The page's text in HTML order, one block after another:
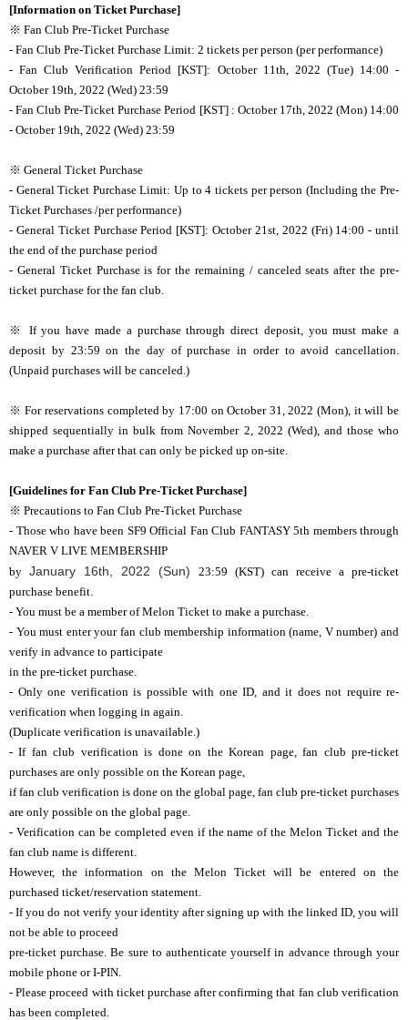
[Information on Ticket Purchase]
※ Fan Club Pre-Ticket Purchase
- Fan Club Pre-Ticket Purchase Limit: 2 tickets per person (per performance)
- Fan Club Verification Period [KST]: October 11th, 2022 (Tue) 14:00 -
October 19th, 2022 (Wed) 23:59
- Fan Club Pre-Ticket Purchase Period [KST] : October 17th, 2022 (Mon) 14:00
- October 19th, 2022 (Wed) 23:59
※ General Ticket Purchase
- General Ticket Purchase Limit: Up to 4 tickets per person (Including the Pre-
Ticket Purchases /per performance)
- General Ticket Purchase Period [KST]: October 21st, 2022 (Fri) 14:00 - until
the end of the purchase period
- General Ticket Purchase is for the remaining / canceled seats after the pre-
ticket purchase for the fan club.
※ If you have made a purchase through direct deposit, you must make a
deposit by 23:59 on the day of purchase in order to avoid cancellation.
(Unpaid purchases will be canceled.)
※ For reservations completed by 17:00 on October 31, 2022 (Mon), it will be
shipped sequentially in bulk from November 2, 2022 (Wed), and those who
make a purchase after that can only be picked up on-site.
[Guidelines for Fan Club Pre-Ticket Purchase]
※ Precautions to Fan Club Pre-Ticket Purchase
- Those who have been SF9 Official Fan Club FANTASY 5th members through
NAVER V LIVE MEMBERSHIP
by January 16th, 2022 (Sun) 23:59 (KST) can receive a pre-ticket
purchase benefit.
- You must be a member of Melon Ticket to make a purchase.
- You must enter your fan club membership information (name, V number) and
verify in advance to participate
in the pre-ticket purchase.
- Only one verification is possible with one ID, and it does not require re-
verification when logging in again.
(Duplicate verification is unavailable.)
- If fan club verification is done on the Korean page, fan club pre-ticket
purchases are only possible on the Korean page,
if fan club verification is done on the global page, fan club pre-ticket purchases
are only possible on the global page.
- Verification can be completed even if the name of the Melon Ticket and the
fan club name is different.
However, the information on the Melon Ticket will be entered on the
purchased ticket/reservation statement.
- If you do not verify your identity after signing up with the linked ID, you will
not be able to proceed
pre-ticket purchase. Be sure to authenticate yourself in advance through your
mobile phone or I-PIN.
- Please proceed with ticket purchase after confirming that fan club verification
has been completed.